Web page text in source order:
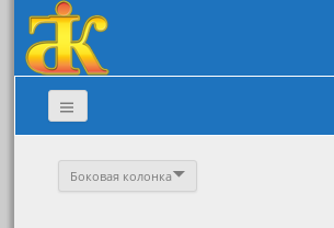
Боковая колонка